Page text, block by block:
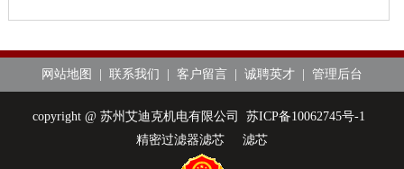
网站地图 联系我们 客户留言 诚聘英才 管理后台
copyright @ 苏州艾迪克机电有限公司
苏ICP备10062745号-1
精密过滤器滤芯
滤芯